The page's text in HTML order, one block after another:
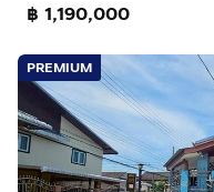
฿ 1,190,000
PREMIUM